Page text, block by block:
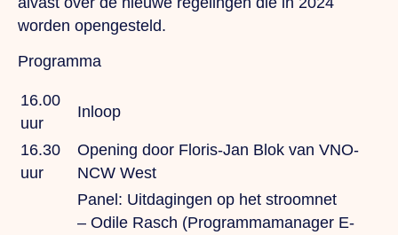
worden opengesteld.
Programma
16.00
uur
Inloop
16.30
uur
Opening door Floris-Jan Blok van VNO-
NCW West
Panel: Uitdagingen op het stroomnet
– Odile Rasch (Programmamanager E-